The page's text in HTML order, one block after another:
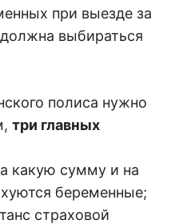
при выезде за
выбираться
полиса нужно
три главных
какую сумму и на
беременные;
страховой